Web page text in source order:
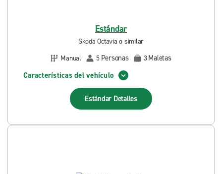
Estándar
Skoda Octavia o similar
Manual
5 Personas 3Maletas
Características del vehículo
Estándar Detalles